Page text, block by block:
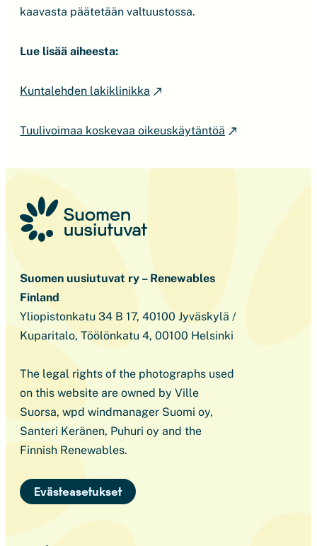
kaavasta päätetään valtuustossa.
Lue lisää aiheesta:
Kuntalehden lakiklinikka
Tuulivoimaa koskevaa oikeuskäytäntöä
Suomen uusiutuvat ry – Renewables
Finland
Yliopistonkatu 34 B 17, 40100 Jyväskylä /
Kuparitalo, Töölönkatu 4, 00100 Helsinki
The legal rights of the photographs used
on this website are owned by Ville
Suorsa, wpd windmanager Suomi oy,
Santeri Keränen, Puhuri oy and the
Finnish Renewables.
Evästeasetukset